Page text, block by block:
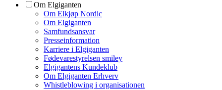
Om Elgiganten
Om Elkjøp Nordic
Om Elgiganten
Samfundsansvar
Presseinformation
Karriere i Elgiganten
Fødevarestyrelsen smiley
Elgigantens Kundeklub
Om Elgiganten Erhverv
Whistleblowing i organisationen